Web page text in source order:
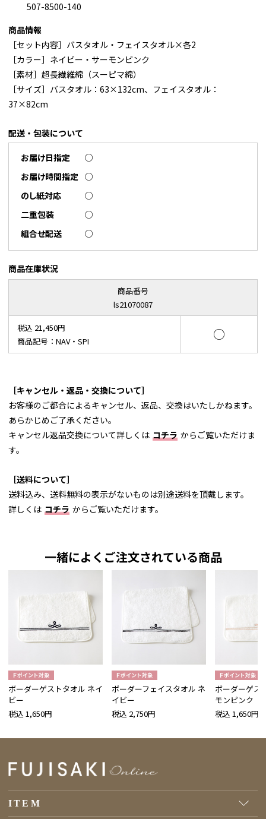
507-8500-140
商品情報
［セット内容］バスタオル・フェイスタオル×各2
［カラー］ネイビー・サーモンピンク
［素材］超長繊維綿（スーピマ綿）
［サイズ］バスタオル：63×132cm、フェイスタオル：
37×82cm
配送・包装について
お届け日指定
○
お届け時間指定 ○
のし紙対応
○
二重包装
○
組合せ配送
○
商品在庫状況
商品番号
ls21070087
税込 21,450円
商品記号：NAV・SPI
○
［キャンセル・返品・交換について］
お客様のご都合によるキャンセル、返品、交換はいたしかねます。
あらかじめご了承ください。
キャンセル返品交換について詳しくは コチラ からご覧いただけま
す。
［送料について］
送料込み、送料無料の表示がないものは別途送料を頂戴します。
詳しくは コチラ からご覧いただけます。
一緒によくご注文されている商品
ボーダーゲストタオル ネイ
ビー
税込 1,650円
ボーダーフェイスタオル ネ
イビー
税込 2,750円
ボーダーゲス
モンピンク
税込 1,650円
ITEM